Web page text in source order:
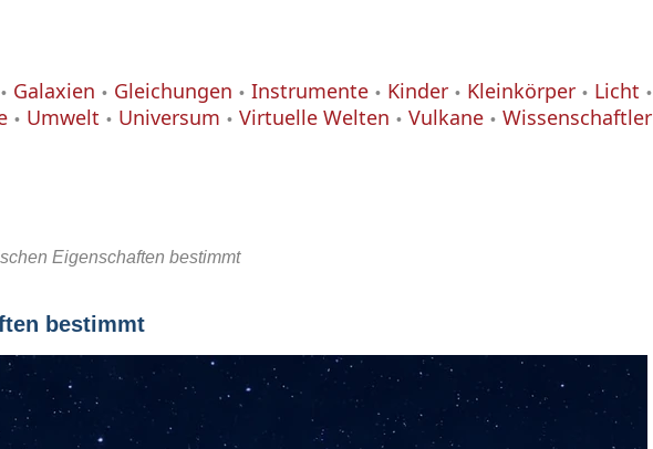
Galaxien Gleichungen Instrumente Kinder Kleinkörper Licht
Umwelt Universum Virtuelle Welten Vulkane Wissenschaftler
Eigenschaften bestimmt
bestimmt